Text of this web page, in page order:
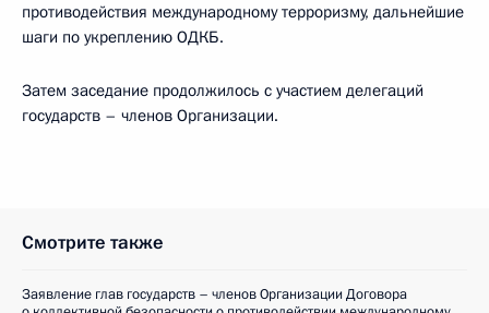
противодействия международному терроризму, дальнейшие
шаги по укреплению ОДКБ.
Затем заседание продолжилось с участием делегаций
государств – членов Организации.
Смотрите также
Заявление глав государств – членов Организации Договора